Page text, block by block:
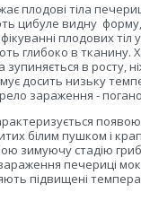
плодові тіла
цибуле видну
плодових
глибоко в
в росту,
досить низьку
зараження -
білим пушком і
зимуючу стадію
печериці
підвищені